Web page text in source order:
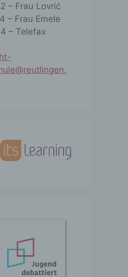
– Frau Lovrić
– Frau Emele
– Telefax